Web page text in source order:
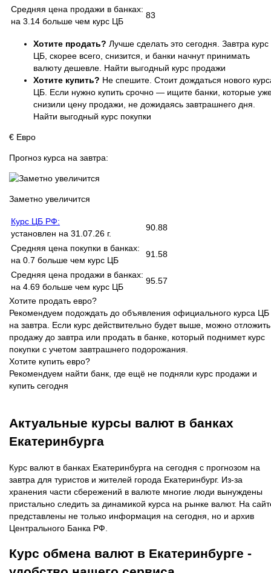
Средняя цена продажи в банках:
на 3.14 больше чем курс ЦБ
83
Хотите продать? Лучше сделать это сегодня. Завтра курс
ЦБ, скорее всего, снизится, и банки начнут принимать
валюту дешевле. Найти выгодный курс продажи
Хотите купить? Не спешите. Стоит дождаться нового
ЦБ. Если нужно купить срочно — ищите банки, которые
снизили цену продажи, не дожидаясь завтрашнего дня.
Найти выгодный курс покупки
€ Евро
Прогноз курса на завтра:
Заметно увеличится
Курс ЦБ РФ:
установлен на 31.07.26 г.
90.88
Средняя цена покупки в банках:
на 0.7 больше чем курс ЦБ
91.58
Средняя цена продажи в банках:
на 4.69 больше чем курс ЦБ
95.57
Хотите продать евро?
Рекомендуем подождать до объявления официального курса ЦБ
на завтра. Если курс действительно будет выше, можно отложить
продажу до завтра или продать в банке, который поднимет курс
покупки с учетом завтрашнего подорожания.
Хотите купить евро?
Рекомендуем найти банк, где ещё не подняли курс продажи и
купить сегодня
Актуальные курсы валют в банках
Екатеринбурга
Курс валют в банках Екатеринбурга на сегодня с прогнозом на
завтра для туристов и жителей города Екатеринбург. Из-за
хранения части сбережений в валюте многие люди вынуждены
пристально следить за динамикой курса на рынке валют. На
представлены не только информация на сегодня, но и архив
Центрального Банка РФ.
Курс обмена валют в Екатеринбурге -